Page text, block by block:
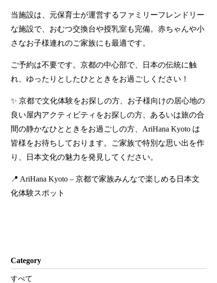
当施設は、元保育士が運営するファミリーフレンドリー
な施設で、おむつ交換台や授乳室も完備。赤ちゃんや小
さなお子様連れのご家族にも最適です。
ご予約は不要です。京都の中心部で、日本の伝統に触
れ、ゆったりとしたひとときをお過ごしください！
✨ 京都で文化体験をお探しの方、お子様向けの居心地の
良い屋内アクティビティをお探しの方、あるいは旅の合
間の静かなひとときをお過ごしの方、AriHana Kyoto は
皆様をお待ちしております。ご家族で特別な思い出を作
り、日本文化の魅力を発見してください。
📍 AriHana Kyoto – 京都で家族みんなで楽しめる日本文
化体験スポット
Category
すべて